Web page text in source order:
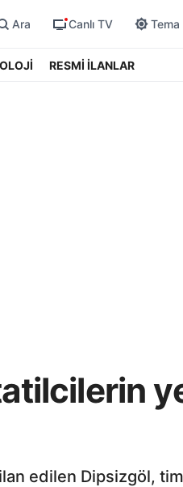
Ara Canlı TV Tema
RESMİ İLANLAR
edilen Dipsizgöl,